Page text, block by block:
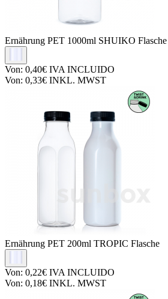
Ernährung PET 1000ml SHUIKO Flasche
Von: 0,40€ IVA INCLUIDO
Von: 0,33€ INKL. MWST
Ernährung PET 200ml TROPIC Flasche
Von: 0,22€ IVA INCLUIDO
Von: 0,18€ INKL. MWST